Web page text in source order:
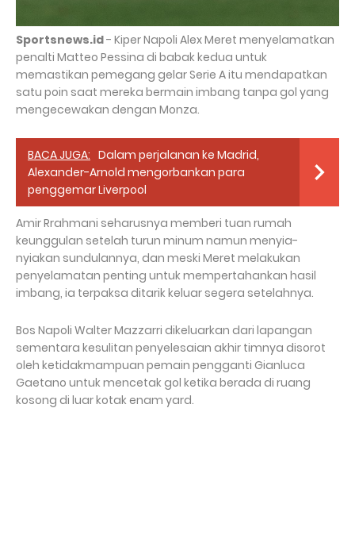
Sportsnews.id- Kiper Napoli Alex Meret menyelamatkan
penalti Matteo Pessina di babak kedua untuk
memastikan pemegang gelar Serie A itu mendapatkan
satu poin saat mereka bermain imbang tanpa gol yang
mengecewakan dengan Monza.
BACA JUGA: Dalam perjalanan ke Madrid,
Alexander-Arnold mengorbankan para
penggemar Liverpool
Amir Rrahmani seharusnya memberi tuan rumah
keunggulan setelah turun minum namun menyia-
nyiakan sundulannya, dan meski Meret melakukan
penyelamatan penting untuk mempertahankan hasil
imbang, ia terpaksa ditarik keluar segera setelahnya.
Bos Napoli Walter Mazzarri dikeluarkan dari lapangan
sementara kesulitan penyelesaian akhir timnya disorot
oleh ketidakmampuan pemain pengganti Gianluca
Gaetano untuk mencetak gol ketika berada di ruang
kosong di luar kotak enam yard.